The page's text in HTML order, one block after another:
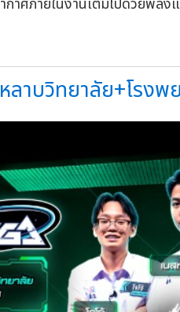
าศภายในงานเต็มไปด้วยพลัง
ลาบวิทยาลัย+โรง